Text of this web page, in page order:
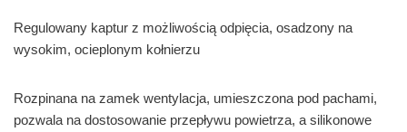
Regulowany kaptur z możliwością odpięcia, osadzony na
wysokim, ocieplonym kołnierzu
Rozpinana na zamek wentylacja, umieszczona pod pachami,
pozwala na dostosowanie przepływu powietrza, a silikonowe